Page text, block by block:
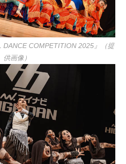
DANCE COMPETITION 2025』（提
供画像）